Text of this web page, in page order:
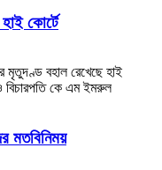
কোর্টে
মৃতুদণ্ড বহাল রেখেছে হাই
বিচারপতি কে এম ইমরুল
মতবিনিময়